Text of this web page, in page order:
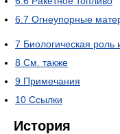
6.7 Огнеупорные
7 Биологическая роль
8 См. также
9 Примечания
10 Ссылки
История